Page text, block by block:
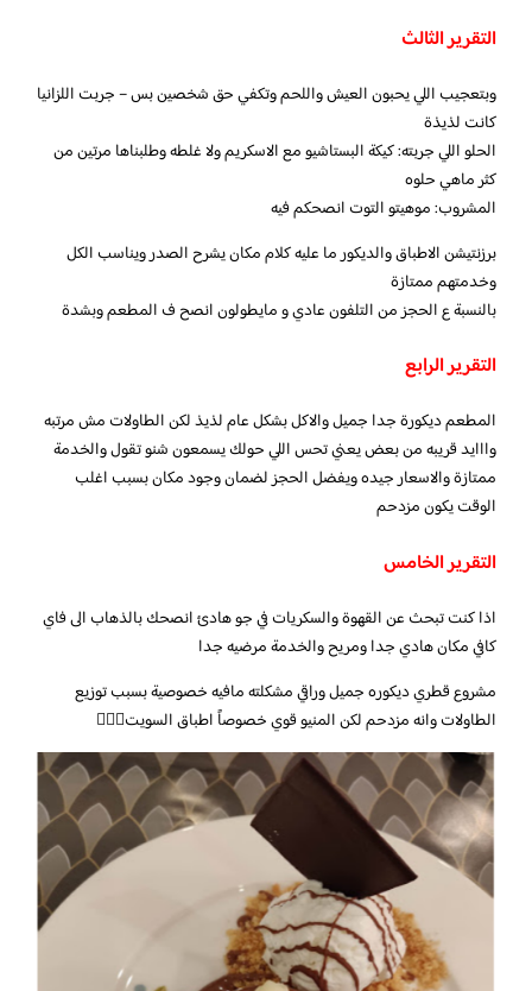
التقرير الثالث
وبتعجيب اللي يحبون العيش واللحم وتكفي حق شخصين بس – جربت اللزانيا
كانت لذيذة
الحلو اللي جربته: كيكة البستاشيو مع الاسكريم ولا غلطه وطلبناها مرتين من
كثر ماهي حلوه
المشروب: موهيتو التوت انصحكم فيه
برزنتيشن الاطباق والديكور ما عليه كلام مكان يشرح الصدر ويناسب الكل
وخدمتهم ممتازة
بالنسبة ع الحجز من التلفون عادي و مايطولون انصح ف المطعم وبشدة
التقرير الرابع
المطعم ديكورة جدا جميل والاكل بشكل عام لذيذ لكن الطاولات مش مرتبه
وااايد قريبه من بعض يعني تحس اللي حولك يسمعون شنو تقول والخدمة
ممتازة والاسعار جيده ويفضل الحجز لضمان وجود مكان بسبب اغلب
الوقت يكون مزدحم
التقرير الخامس
اذا كنت تبحث عن القهوة والسكريات في جو هادئ انصحك بالذهاب الى فاي
كافي مكان هادي جدا ومريح والخدمة مرضيه جدا
مشروع قطري ديكوره جميل وراقي مشكلته مافيه خصوصية بسبب توزيع
الطاولات وانه مزدحم لكن المنيو قوي خصوصاً اطباق السويت👍🏻💗